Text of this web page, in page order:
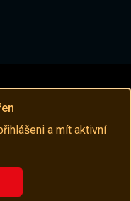
a mít aktivní